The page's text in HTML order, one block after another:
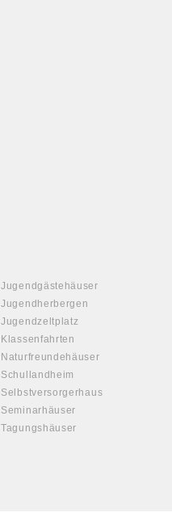
Jugendgästehäuser
Jugendherbergen
Jugendzeltplatz
Klassenfahrten
Naturfreundehäuser
Schullandheim
Selbstversorgerhaus
Seminarhäuser
Tagungshäuser